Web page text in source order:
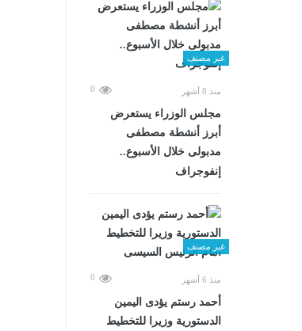
غير مصنف
منذ 8 أشهر 0
مجلس الوزراء يستعرض
أبرز أنشطة مصطفى
مدبولى خلال الأسبوع..
إنفوجراف
غير مصنف
منذ 6 أشهر 0
أحمد رستم يؤدى اليمين
الدستورية وزيرا للتخطيط